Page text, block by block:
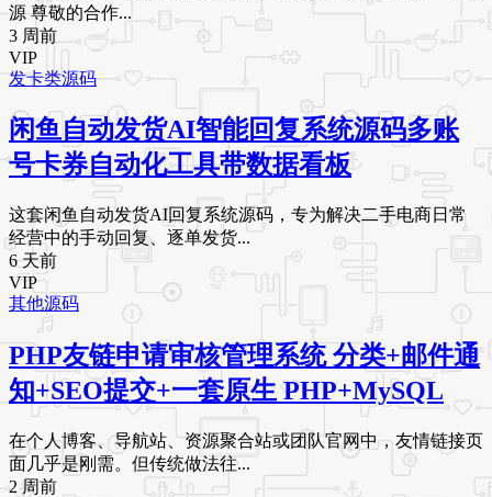
源 尊敬的合作...
3 周前
VIP
发卡类源码
闲鱼自动发货AI智能回复系统源码多账
号卡券自动化工具带数据看板
这套闲鱼自动发货AI回复系统源码，专为解决二手电商日常
经营中的手动回复、逐单发货...
6 天前
VIP
其他源码
PHP友链申请审核管理系统 分类+邮件通
知+SEO提交+一套原生 PHP+MySQL
在个人博客、导航站、资源聚合站或团队官网中，友情链接页
面几乎是刚需。但传统做法往...
2 周前